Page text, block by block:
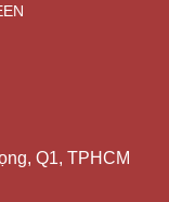
Q1, TPHCM